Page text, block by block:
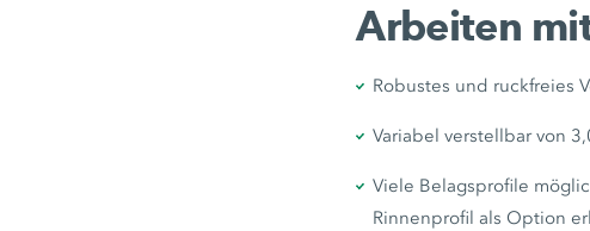
Arbeiten
Robustes und ruckfreies
Variabel verstellbar von
Viele Belagsprofile
Rinnenprofil als Option